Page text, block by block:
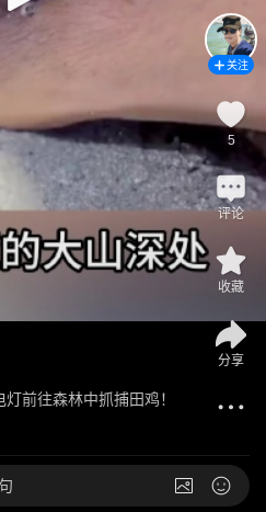
前往森林中抓捕田鸡！
关注
5
评论
收藏
分享